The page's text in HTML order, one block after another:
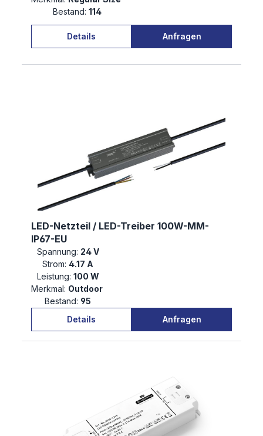
Bestand: 114
Details Anfragen
LED-Netzteil / LED-Treiber 100W-MM-
IP67-EU
Spannung: 24 V
Strom: 4.17 A
Leistung: 100 W
Merkmal: Outdoor
Bestand: 95
Details
Anfragen